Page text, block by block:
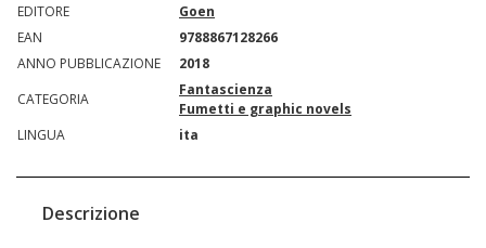
EDITORE
Goen
EAN
9788867128266
ANNO PUBBLICAZIONE
2018
CATEGORIA
Fantascienza
Fumetti e graphic novels
LINGUA
ita
Descrizione